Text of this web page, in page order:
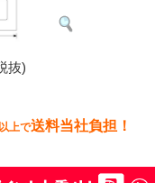
抜)
上で送料当社負担！